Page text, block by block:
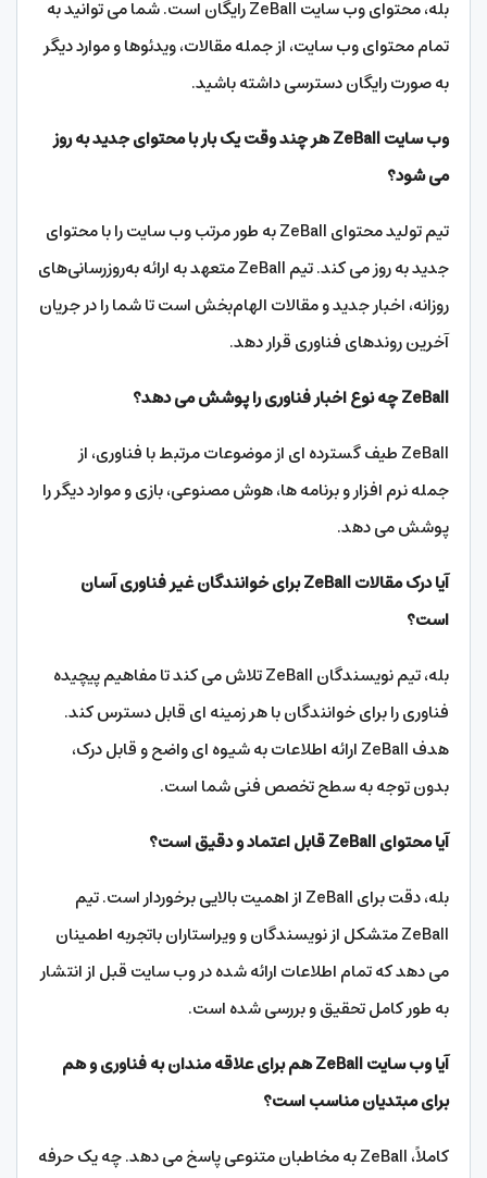
بله، محتوای وب سایت ZeBall رایگان است. شما می توانید به
تمام محتوای وب سایت، از جمله مقالات، ویدئوها و موارد دیگر
به صورت رایگان دسترسی داشته باشید.
وب سایت ZeBall هر چند وقت یک بار با محتوای جدید به روز
می شود؟
تیم تولید محتوای ZeBall به طور مرتب وب سایت را با محتوای
جدید به روز می کند. تیم ZeBall متعهد به ارائه به‌روزرسانی‌های
روزانه، اخبار جدید و مقالات الهام‌بخش است تا شما را در جریان
آخرین روندهای فناوری قرار دهد.
ZeBall چه نوع اخبار فناوری را پوشش می دهد؟
ZeBall طیف گسترده ای از موضوعات مرتبط با فناوری، از
جمله نرم افزار و برنامه ها، هوش مصنوعی، بازی و موارد دیگر را
پوشش می دهد.
آیا درک مقالات ZeBall برای خوانندگان غیر فناوری آسان
است؟
بله، تیم نویسندگان ZeBall تلاش می کند تا مفاهیم پیچیده
فناوری را برای خوانندگان با هر زمینه ای قابل دسترس کند.
هدف ZeBall ارائه اطلاعات به شیوه ای واضح و قابل درک،
بدون توجه به سطح تخصص فنی شما است.
آیا محتوای ZeBall قابل اعتماد و دقیق است؟
بله، دقت برای ZeBall از اهمیت بالایی برخوردار است. تیم
ZeBall متشکل از نویسندگان و ویراستاران باتجربه اطمینان
می دهد که تمام اطلاعات ارائه شده در وب سایت قبل از انتشار
به طور کامل تحقیق و بررسی شده است.
آیا وب سایت ZeBall هم برای علاقه مندان به فناوری و هم
برای مبتدیان مناسب است؟
کاملاً، ZeBall به مخاطبان متنوعی پاسخ می دهد. چه یک حرفه